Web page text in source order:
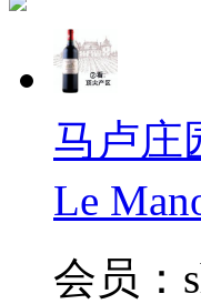
马卢庄
Le
会员：